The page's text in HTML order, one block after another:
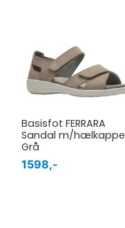
Basisfot FERRARA
Sandal m/hælkappe
Grå
1598,-